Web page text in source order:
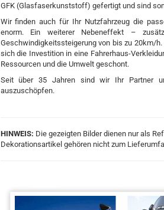
GFK (Glasfaserkunststoff) gefertigt und sind
Wir finden auch für Ihr Nutzfahrzeug die
enorm. Ein weiterer Nebeneffekt –
Geschwindigkeitssteigerung von bis zu 20km/
sich die Investition in eine Fahrerhaus-
Ressourcen und die Umwelt geschont.
Seit über 35 Jahren sind wir Ihr Partner
auszuschöpfen.
HINWEIS: Die gezeigten Bilder dienen nur als
Dekorationsartikel gehören nicht zum